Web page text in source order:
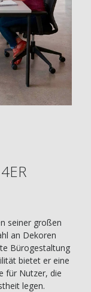
seiner großen
an Dekoren
Bürogestaltung
bietet er eine
für Nutzer, die
legen.